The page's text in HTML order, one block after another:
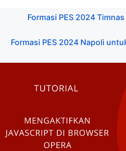
Formasi PES 2024
Formasi PES 2024 Napoli